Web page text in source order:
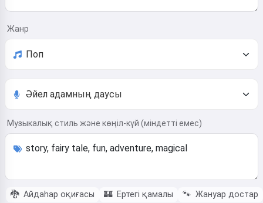
Жанр
Музыкалық стиль және көңіл-күй (міндетті емес)
🐉 Айдаһар оқиғасы 🏰 Ертегі қамалы 🐾 Жануар достар